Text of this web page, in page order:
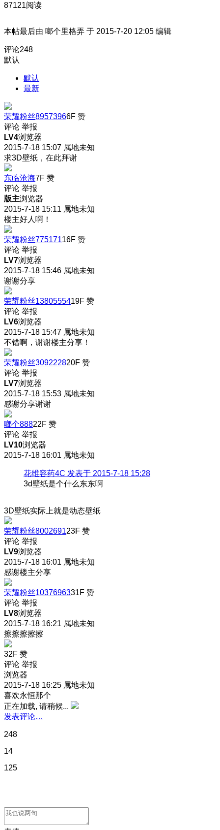
87121阅读
本帖最后由 啷个里格弄 于 2015-7-20 12:05 编辑
评论248
默认
默认
最新
荣耀粉丝89573966F 赞
评论 举报
LV4浏览器
2015-7-18 15:07 属地未知
求3D壁纸，在此拜谢
东临沧海7F 赞
评论 举报
版主浏览器
2015-7-18 15:11 属地未知
楼主好人啊！
荣耀粉丝77517116F 赞
评论 举报
LV7浏览器
2015-7-18 15:46 属地未知
谢谢分享
荣耀粉丝1380555419F 赞
评论 举报
LV6浏览器
2015-7-18 15:47 属地未知
不错啊，谢谢楼主分享！
荣耀粉丝309222820F 赞
评论 举报
LV7浏览器
2015-7-18 15:53 属地未知
感谢分享谢谢
啷个88822F 赞
评论 举报
LV10浏览器
2015-7-18 16:01 属地未知
花维容药4C 发表于 2015-7-18 15:28
3d壁纸是个什么东东啊
3D壁纸实际上就是动态壁纸
荣耀粉丝800269123F 赞
评论 举报
LV9浏览器
2015-7-18 16:01 属地未知
感谢楼主分享
荣耀粉丝1037696331F 赞
评论 举报
LV8浏览器
2015-7-18 16:21 属地未知
擦擦擦擦擦
32F 赞
评论 举报
浏览器
2015-7-18 16:25 属地未知
喜欢永恒那个
正在加载, 请稍候...
发表评论…
248
14
125